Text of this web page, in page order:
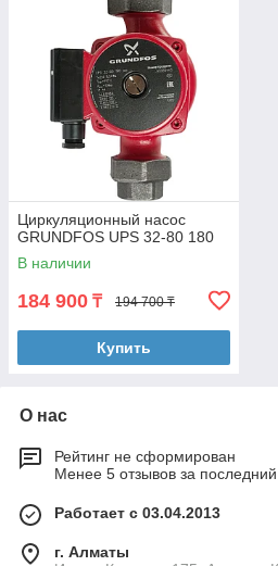
Циркуляционный насос
GRUNDFOS UPS 32-80 180
В наличии
184 900 ₸ 194 700 ₸
Купить
О нас
Рейтинг не сформирован
Менее 5 отзывов за последний
Работает с 03.04.2013
г. Алматы